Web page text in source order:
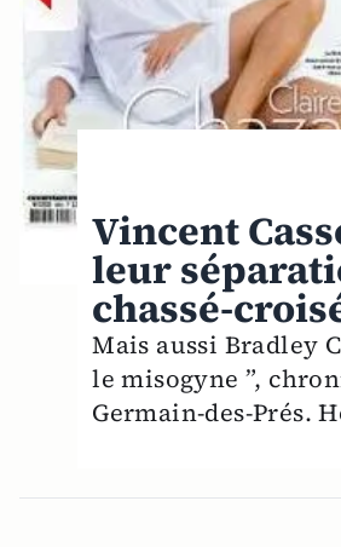
Vincent
leur
chassé-
Mais aussi Bradley
le misogyne ”,
Germain-des-Prés.